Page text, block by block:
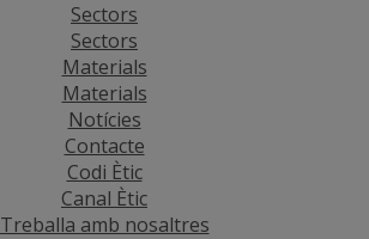
Sectors
Sectors
Materials
Materials
Notícies
Contacte
Codi Ètic
Canal Ètic
Treballa amb nosaltres